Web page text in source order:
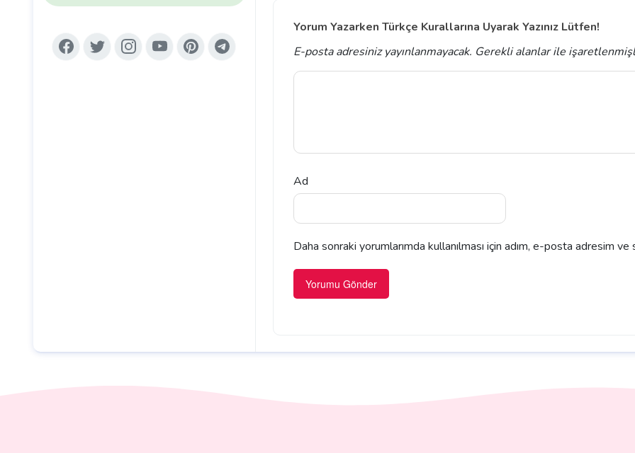
Yorum Yazarken Türkçe Kurallarına Uyarak Yazınız Lütfen!
E-posta adresiniz yayınlanmayacak. Gerekli alanlarile
Ad
Daha sonraki yorumlarımda kullanılması için adım, e-posta adresim